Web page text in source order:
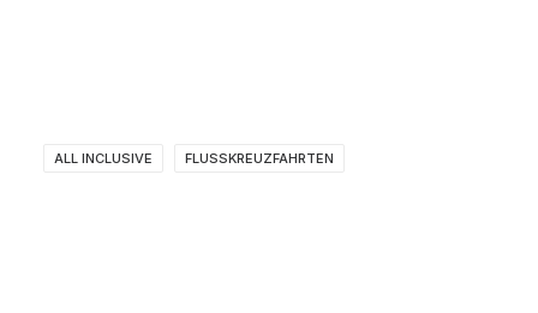
ALL INCLUSIVE FLUSSKREUZFAHRTEN